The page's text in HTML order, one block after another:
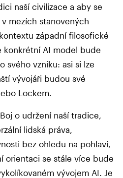
naší civilizace a aby se
mezích stanovených
západní filosofické
konkrétní AI model bude
svého vzniku: asi si lze
vývojáři budou své
Lockem.
o udržení naší tradice,
lidská práva,
bez ohledu na pohlaví,
orientaci se stále více bude
vývojem AI. Je